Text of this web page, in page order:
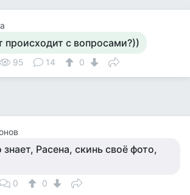
происходит с вопросами?))
95 14 0
знает, Расена, скинь своё фото,
0 0